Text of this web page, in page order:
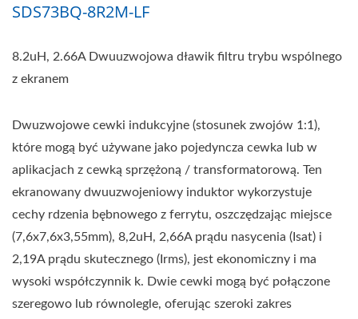
SDS73BQ-8R2M-LF
8.2uH, 2.66A Dwuuzwojowa dławik filtru trybu wspólnego
z ekranem
Dwuzwojowe cewki indukcyjne (stosunek zwojów 1:1),
które mogą być używane jako pojedyncza cewka lub w
aplikacjach z cewką sprzężoną / transformatorową. Ten
ekranowany dwuuzwojeniowy induktor wykorzystuje
cechy rdzenia bębnowego z ferrytu, oszczędzając miejsce
(7,6x7,6x3,55mm), 8,2uH, 2,66A prądu nasycenia (Isat) i
2,19A prądu skutecznego (Irms), jest ekonomiczny i ma
wysoki współczynnik k. Dwie cewki mogą być połączone
szeregowo lub równolegle, oferując szeroki zakres